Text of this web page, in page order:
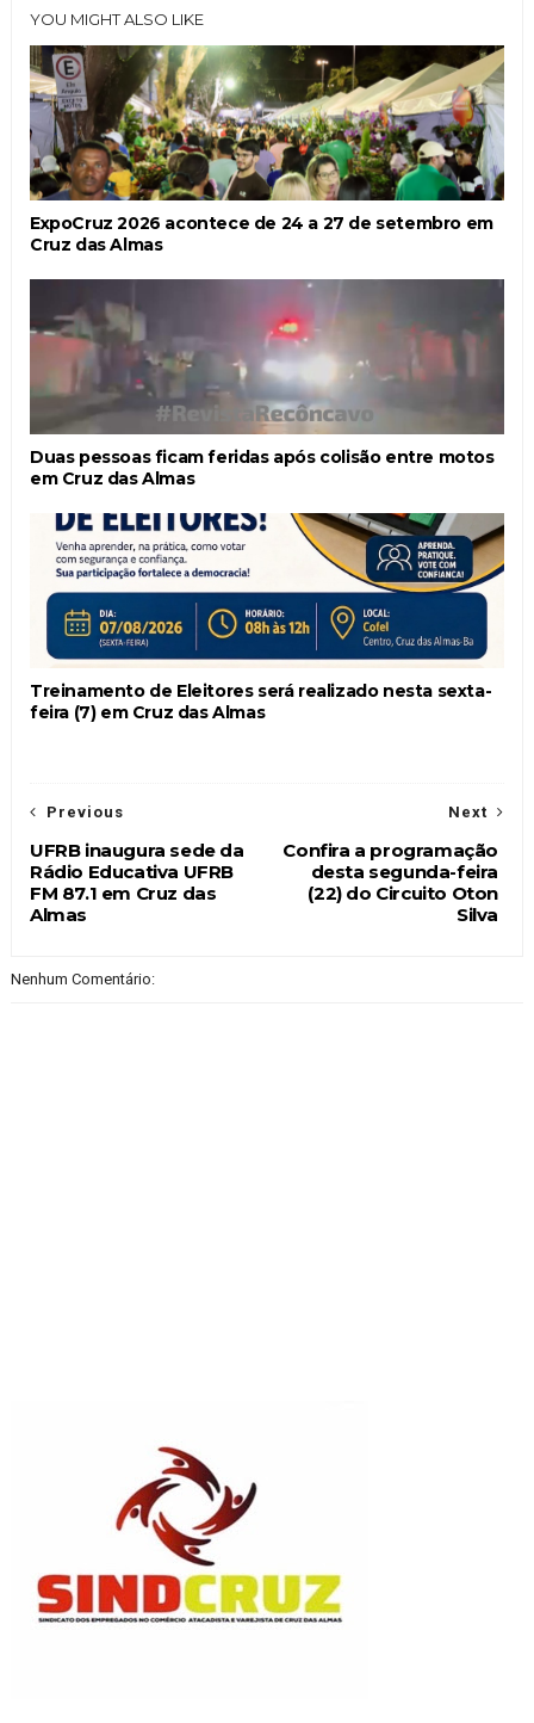
YOU MIGHT ALSO LIKE
ExpoCruz 2026 acontece de 24 a 27 de setembro em
Cruz das Almas
Duas pessoas ficam feridas após colisão entre motos
em Cruz das Almas
Treinamento de Eleitores será realizado nesta sexta-
feira (7) em Cruz das Almas
Next
Confira a programação
desta segunda-feira
(22) do Circuito Oton
Silva
Previous
UFRB inaugura sede da
Rádio Educativa UFRB
FM 87.1 em Cruz das
Almas
Nenhum Comentário: